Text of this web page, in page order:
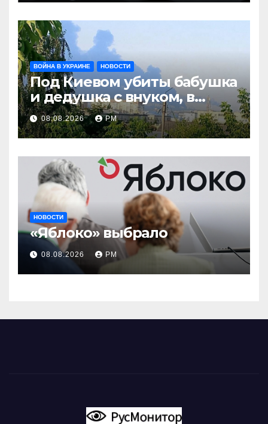
ВОЙНА В УКРАИНЕ НОВОСТИ
Под Киевом убиты бабушка
и дедушка с внуком, в
Поволжье и на Кубани
вновь горят НПЗ
08.08.2026 РМ
НОВОСТИ
«Яблоко» выбрало
08.08.2026 РМ